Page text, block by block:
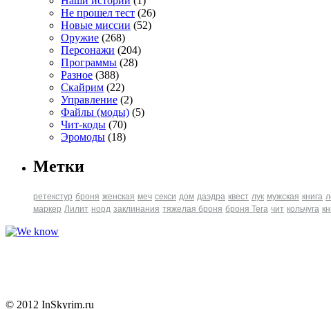
Не прошел тест (26)
Новые миссии (52)
Оружие (268)
Персонажи (204)
Программы (28)
Разное (388)
Скайрим (22)
Управление (2)
Файлы (моды) (5)
Чит-коды (70)
Эромоды (18)
Метки
ретекстур броня женская меч секси дом даэдра квест лук мужская книга
маркер Лилит норд заклинания тяжелая броня броня Tera чит кольчуга
© 2012 InSkyrim.ru